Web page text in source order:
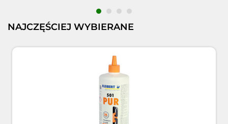
NAJCZĘŚCIEJ WYBIERANE